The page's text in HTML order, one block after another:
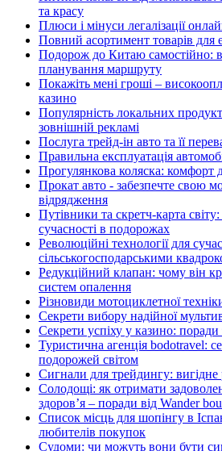
та красу
Плюси і мінуси легалізації
Повний асортимент товарів для
Подорож до Китаю самостійно:
планування маршруту
Покажіть мені гроші –
казино
Популярність локальних
зовнішній рекламі
Послуга трейд-ін авто та її
Правильна експлуатація
Прогулянкова коляска: комфорт
Прокат авто - забезпечте свою
відрядження
Путівники та скретч-карта
сучасності в подорожах
Революційні технології для
сільськогосподарськими
Редукційний клапан: чому він
систем опалення
Різновиди мотоциклетної
Секрети вибору надійної
Секрети успіху у казино: поради
Туристична агенція bodotravel:
подорожей світом
Сигнали для трейдингу: вигідне
Солодощі: як отримати
здоров’я – поради від Wander
Список місць для шопінгу в
любителів покупок
Судоми: чи можуть вони бути